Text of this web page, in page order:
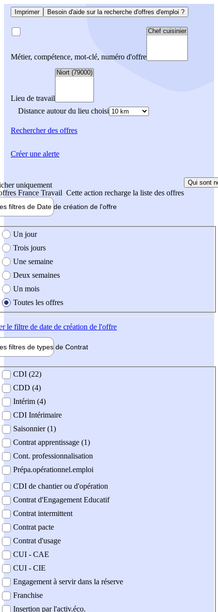
Imprimer Besoin d'aide sur la recherche d'offres d'emploi ?
Métier, compétence, mot-clé, numéro d'offre
Lieu de travail
Distance autour du lieu choisi
Rechercherdes offres
uniquement
France Travail Cette action recharge la liste des offres
Qui sont
filtres de Date de création de l'offre
création de l'offre
Un jour
Trois jours
Une semaine
Deux semaines
Un mois
Toutes les offres
le filtre de date de création de l'offre
filtres de types de Contrat
contrat
CDI (22)
CDD (4)
Intérim (4)
CDI Intérimaire
Saisonnier (1)
Contrat apprentissage (1)
Cont. professionnalisation
Prépa.opérationnel.emploi
CDI de chantier ou d'opération
Contrat d'Engagement Educatif
Contrat intermittent
Contrat pacte
Contrat d'usage
CUI - CAE
CUI - CIE
Engagement à servir dans la réserve
Franchise
Insertion par l'activ.éco.
Créer une alerte